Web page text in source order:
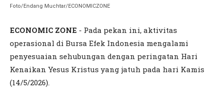
Foto/Endang Muchtar/ECONOMICZONE
ECONOMIC ZONE - Pada pekan ini, aktivitas
operasional di Bursa Efek Indonesia mengalami
penyesuaian sehubungan dengan peringatan Hari
Kenaikan Yesus Kristus yang jatuh pada hari Kamis
(14/5/2026).